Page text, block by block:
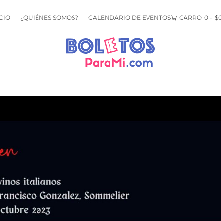
¿QUIÉNES SOMOS? CALENDARIO DE EVENTOS CARRO 0-